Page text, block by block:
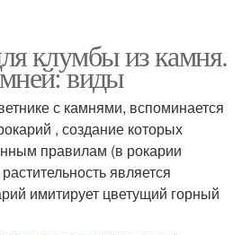
клумбы из камня.
виды
с камнями, вспоминается
, создание которых
правилам (в рокарии
является
имитирует цветущий горный